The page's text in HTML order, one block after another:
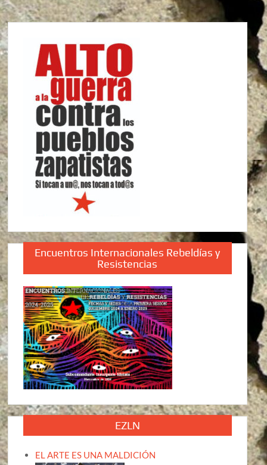
Encuentros Internacionales Rebeldías y
Resistencias
EZLN
EL ARTE ES UNA MALDICIÓN